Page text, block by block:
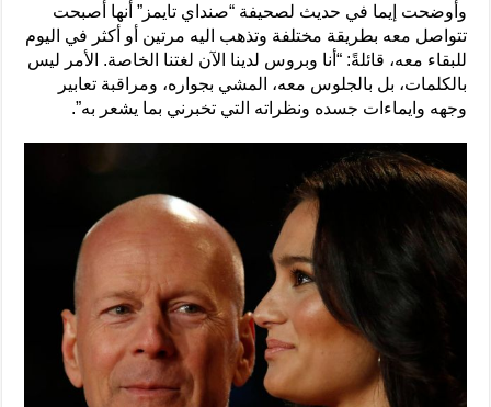
وأوضحت إيما في حديث لصحيفة “صنداي تايمز” أنها أصبحت
تتواصل معه بطريقة مختلفة وتذهب اليه مرتين أو أكثر في اليوم
للبقاء معه، قائلةً: “أنا وبروس لدينا الآن لغتنا الخاصة. الأمر ليس
بالكلمات، بل بالجلوس معه، المشي بجواره، ومراقبة تعابير
وجهه وايماءات جسده ونظراته التي تخبرني بما يشعر به”.